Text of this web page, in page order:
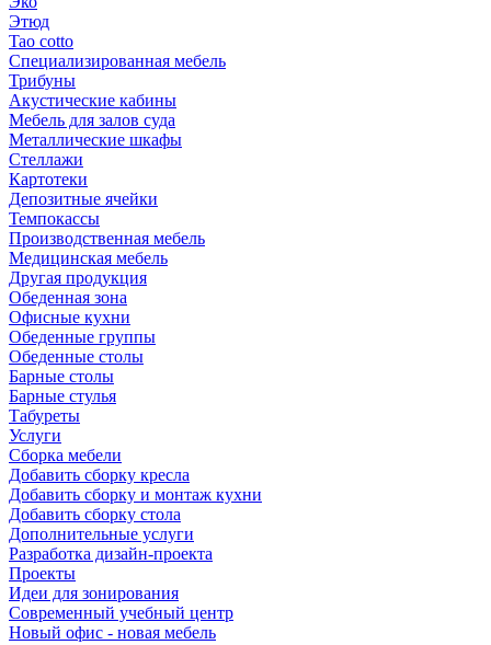
Этюд
Tao cotto
Специализированная мебель
Трибуны
Акустические кабины
Мебель для залов суда
Металлические шкафы
Стеллажи
Картотеки
Депозитные ячейки
Темпокассы
Производственная мебель
Медицинская мебель
Другая продукция
Обеденная зона
Офисные кухни
Обеденные группы
Обеденные столы
Барные столы
Барные стулья
Табуреты
Услуги
Сборка мебели
Добавить сборку кресла
Добавить сборку и монтаж кухни
Добавить сборку стола
Дополнительные услуги
Разработка дизайн-проекта
Проекты
Идеи для зонирования
Современный учебный центр
Новый офис - новая мебель